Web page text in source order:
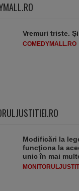
Vremuri triste.
COMEDYMALL.RO
Modificări la
funcţiona la
unic în mai